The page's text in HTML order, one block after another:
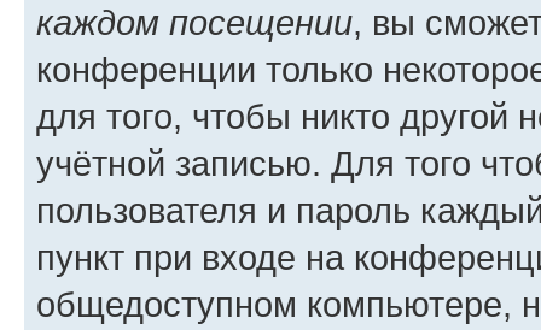
каждом посещении, вы
конференции только
для того, чтобы никто другой
учётной записью. Для того
пользователя и пароль
пункт при входе на
общедоступном компьютере,